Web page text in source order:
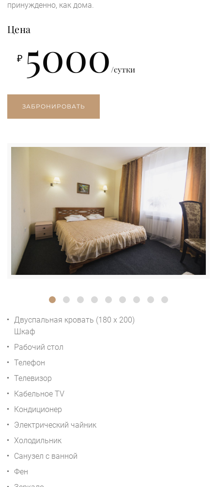
принужденно, как дома.
Цена
₽ 5000/сутки
ЗАБРОНИРОВАТЬ
Двуспальная кровать (180 x 200)
Шкаф
Рабочий стол
Телефон
Телевизор
Кабельное TV
Кондиционер
Электрический чайник
Холодильник
Санузел с ванной
Фен